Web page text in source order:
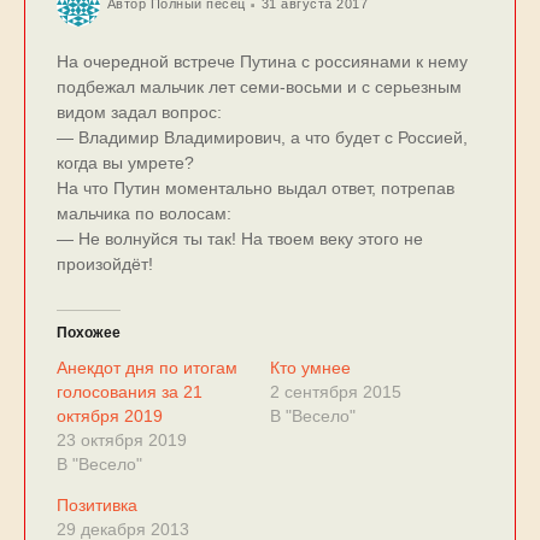
Автор Полный песец 31 августа 2017
На очередной встрече Путина с россиянами к нему
подбежал мальчик лет семи-восьми и с серьезным
видом задал вопрос:
— Владимир Владимирович, а что будет с Россией,
когда вы умрете?
На что Путин моментально выдал ответ, потрепав
мальчика по волосам:
— Не волнуйся ты так! На твоем веку этого не
произойдёт!
Похожее
Анекдот дня по итогам
голосования за 21
октября 2019
23 октября 2019
В "Весело"
Кто умнее
2 сентября 2015
В "Весело"
Позитивка
29 декабря 2013